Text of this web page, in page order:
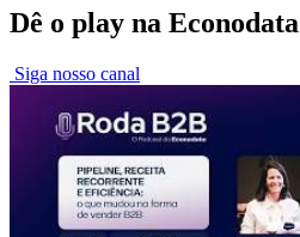
Dê o play na Econodata
Siga nosso canal